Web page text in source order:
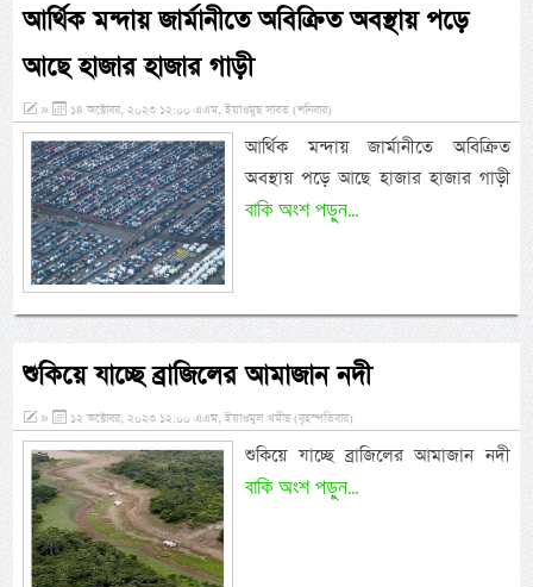
আর্থিক মন্দায় জার্মানীতে অবিক্রিত অবস্থায় পড়ে
আছে হাজার হাজার গাড়ী
» ১৪ অক্টোবর, ২০২৩ ১২:০০ এএম, ইয়াওমুছ সাবত (শনিবার)
আর্থিক মন্দায় জার্মানীতে অবিক্রিত
অবস্থায় পড়ে আছে হাজার হাজার গাড়ী
বাকি অংশ পড়ুন...
শুকিয়ে যাচ্ছে ব্রাজিলের আমাজান নদী
» ১২ অক্টোবর, ২০২৩ ১২:০০ এএম, ইয়াওমুল খমীছ (বৃহস্পতিবার)
শুকিয়ে যাচ্ছে ব্রাজিলের আমাজান নদী
বাকি অংশ পড়ুন...